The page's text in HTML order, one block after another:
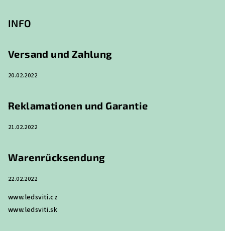
INFO
Versand und Zahlung
20.02.2022
Reklamationen und Garantie
21.02.2022
Warenrücksendung
22.02.2022
www.ledsviti.cz
www.ledsviti.sk